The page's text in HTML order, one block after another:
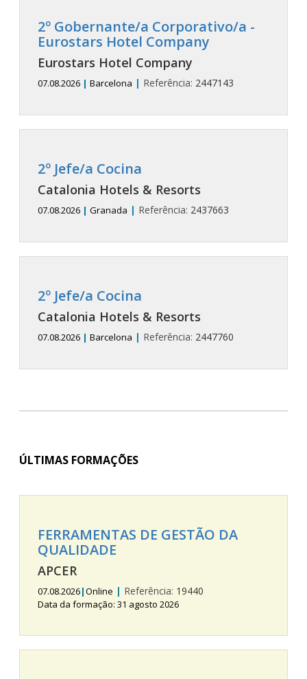
2º Gobernante/a Corporativo/a -
Eurostars Hotel Company
Eurostars Hotel Company
07.08.2026 | Barcelona | Referência: 2447143
2º Jefe/a Cocina
Catalonia Hotels & Resorts
07.08.2026 | Granada | Referência: 2437663
2º Jefe/a Cocina
Catalonia Hotels & Resorts
07.08.2026 | Barcelona | Referência: 2447760
ÚLTIMAS FORMAÇÕES
FERRAMENTAS DE GESTÃO DA
QUALIDADE
APCER
07.08.2026|Online | Referência: 19440
Data da formação: 31 agosto 2026